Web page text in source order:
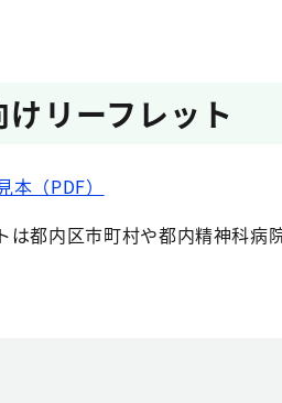
リーフレット
（PDF）
都内区市町村や都内精神科病